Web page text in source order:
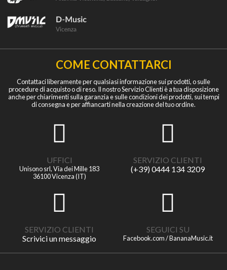
COME CONTATTARCI
Contattaci liberamente per qualsiasi informazione sui prodotti, o sulle
procedure di acquisto o di reso. Il nostro Servizio Clienti è a tua disposizione
anche per chiarimenti sulla garanzia e sulle condizioni dei prodotti, sui tempi
di consegna e per affiancarti nella creazione del tuo ordine.
UFFICI
Unisono srl, Via dei Mille 183
36100 Vicenza (IT)
SERVIZIO CLIENTI
(+39) 0444 134 3209
SERVIZIO CLIENTI
Scrivici un messaggio
SEGUICI SU
Facebook.com / BananaMusic.it